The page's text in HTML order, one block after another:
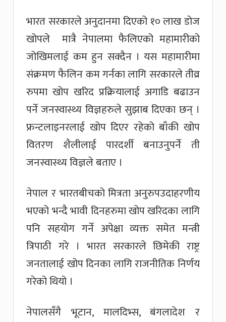
भारत सरकारले अनुदानमा दिएको १० लाख डोज
खोपले मात्रै नेपालमा फैलिएको महामारीको
जोखिमलाई कम हुन सक्दैन । यस महामारीमा
संक्रमण फैलिन कम गर्नका लागि सरकारले तीव्र
रुपमा खोप खरिद प्रक्रियालाई अगाडि बढाउन
पर्ने जनस्वास्थ्य विज्ञहरुले सुझाब दिएका छन् ।
फ्रन्टलाइनरलाई खोप दिएर रहेको बाँकी खोप
वितरण शैलीलाई पारदर्शी बनाउनुपर्ने ती
जनस्वास्थ्य विज्ञले बताए ।
नेपाल र भारतबीचको मित्रता अनुरुपउदाहरणीय
भएको भन्दै भावी दिनहरुमा खोप खरिदका लागि
पनि सहयोग गर्ने अपेक्षा व्यक्त समेत मन्त्री
त्रिपाठी गरे । भारत सरकारले छिमेकी राष्ट्र
जनतालाई खोप दिनका लागि राजनीतिक निर्णय
गरेको थियो ।
नेपालसँगै भूटान, मालदिभ्स, बंगलादेश र